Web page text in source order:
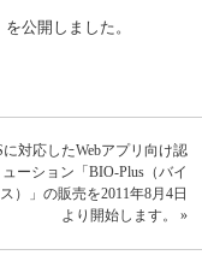
公開しました。
に対応したWebアプリ向け認
ーション「BIO-Plus（バイ
）」の販売を2011年8月4日
より開始します。 »